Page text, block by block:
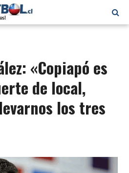
«Copiapó es
de local,
los tres